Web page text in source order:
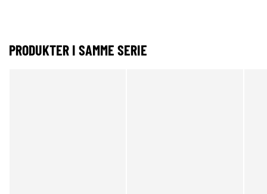
PRODUKTER I SAMME SERIE